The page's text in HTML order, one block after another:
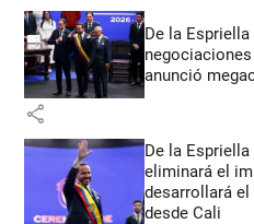
De la
anunció
share
De la
eliminará el
desarrollará
desde Cali